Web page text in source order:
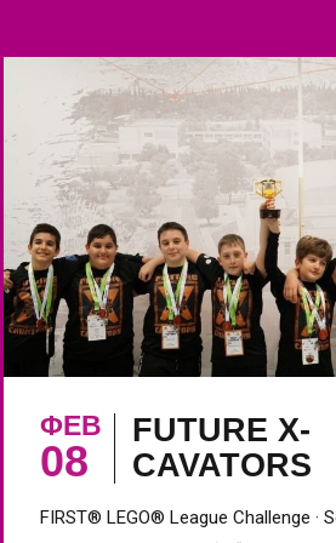
ΦΕΒ
08
FUTURE X-
CAVATORS